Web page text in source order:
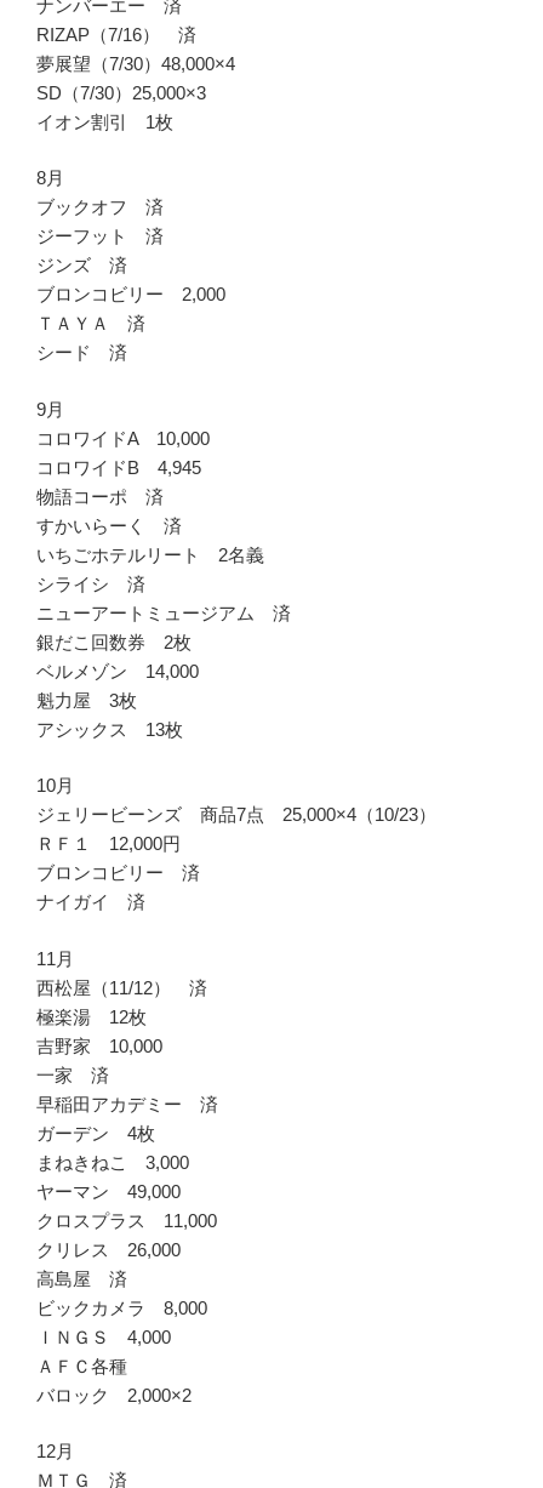
ナンバーエー 済
RIZAP（7/16） 済
夢展望（7/30）48,000×4
SD（7/30）25,000×3
イオン割引 1枚
8月
ブックオフ 済
ジーフット 済
ジンズ 済
ブロンコビリー 2,000
ＴＡＹＡ 済
シード 済
9月
コロワイドA 10,000
コロワイドB 4,945
物語コーポ 済
すかいらーく 済
いちごホテルリート 2名義
シライシ 済
ニューアートミュージアム 済
銀だこ回数券 2枚
ベルメゾン 14,000
魁力屋 3枚
アシックス 13枚
10月
ジェリービーンズ 商品7点 25,000×4（10/23）
ＲＦ１ 12,000円
ブロンコビリー 済
ナイガイ 済
11月
西松屋（11/12） 済
極楽湯 12枚
吉野家 10,000
一家 済
早稲田アカデミー 済
ガーデン 4枚
まねきねこ 3,000
ヤーマン 49,000
クロスプラス 11,000
クリレス 26,000
高島屋 済
ビックカメラ 8,000
ＩＮＧＳ 4,000
ＡＦＣ各種
バロック 2,000×2
12月
ＭＴＧ 済